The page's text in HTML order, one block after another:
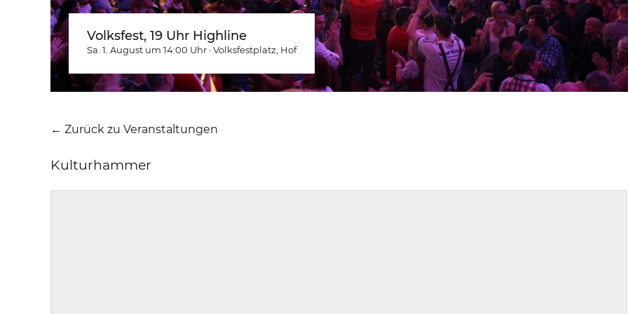
Volksfest, 19 Uhr Highline
Sa. 1. August um 14:00 Uhr ·Volksfestplatz , Hof
← Zurück zu Veranstaltungen
Kulturhammer